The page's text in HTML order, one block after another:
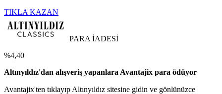
TIKLA KAZAN
PARA İADESİ
%4,40
Altınyıldız'dan alışveriş yapanlara Avantajix para ödüyor
Avantajix'ten tıklayıp Altınyıldız sitesine gidin ve gönlünüzce